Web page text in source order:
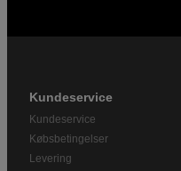
Kundeservice
Kundeservice
Købsbetingelser
Levering